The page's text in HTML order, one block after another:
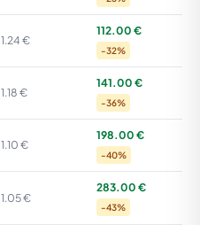
1.24 €
112.00 €
-32%
1.18 €
141.00 €
-36%
1.10 €
198.00 €
-40%
1.05 €
283.00 €
-43%